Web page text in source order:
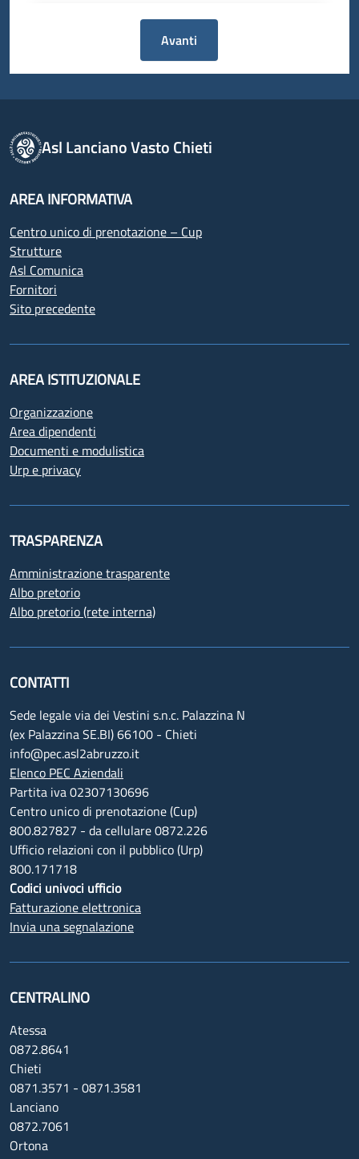
Avanti
Asl Lanciano Vasto Chieti
AREA INFORMATIVA
Centro unico di prenotazione – Cup
Strutture
Asl Comunica
Fornitori
Sito precedente
AREA ISTITUZIONALE
Organizzazione
Area dipendenti
Documenti e modulistica
Urp e privacy
TRASPARENZA
Amministrazione trasparente
Albo pretorio
Albo pretorio (rete interna)
CONTATTI
Sede legale via dei Vestini s.n.c. Palazzina N
(ex Palazzina SE.BI) 66100 - Chieti
info@pec.asl2abruzzo.it
Elenco PEC Aziendali
Partita iva 02307130696
Centro unico di prenotazione (Cup)
800.827827 - da cellulare 0872.226
Ufficio relazioni con il pubblico (Urp)
800.171718
Codici univoci ufficio
Fatturazione elettronica
Invia una segnalazione
CENTRALINO
Atessa
0872.8641
Chieti
0871.3571 - 0871.3581
Lanciano
0872.7061
Ortona